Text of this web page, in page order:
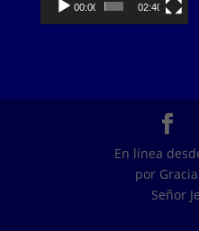
00:00 02:40
En línea
por
Señor